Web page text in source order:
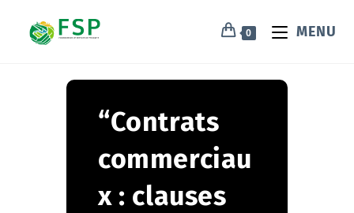
0 MENU
“Contrats
commerciau
x : clauses